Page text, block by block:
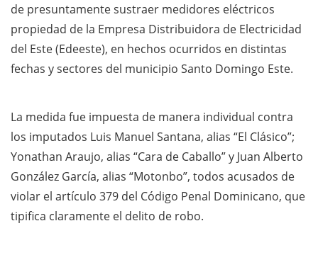
de presuntamente sustraer medidores eléctricos
propiedad de la Empresa Distribuidora de Electricidad
del Este (Edeeste), en hechos ocurridos en distintas
fechas y sectores del municipio Santo Domingo Este.
La medida fue impuesta de manera individual contra
los imputados Luis Manuel Santana, alias “El Clásico”;
Yonathan Araujo, alias “Cara de Caballo” y Juan Alberto
González García, alias “Motonbo”, todos acusados de
violar el artículo 379 del Código Penal Dominicano, que
tipifica claramente el delito de robo.